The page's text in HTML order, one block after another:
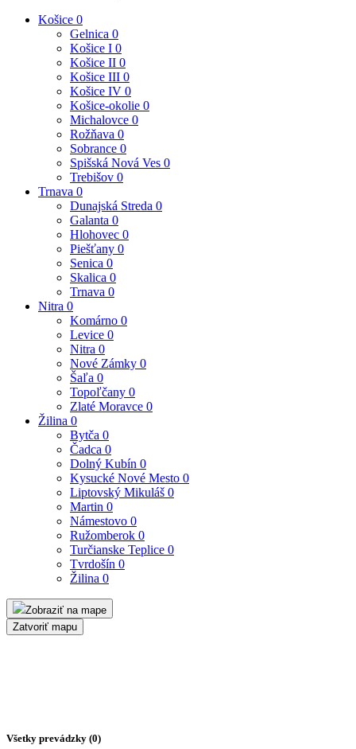
Košice 0
Gelnica 0
Košice I 0
Košice II 0
Košice III 0
Košice IV 0
Košice-okolie 0
Michalovce 0
Rožňava 0
Sobrance 0
Spišská Nová Ves 0
Trebišov 0
Trnava 0
Dunajská Streda 0
Galanta 0
Hlohovec 0
Piešťany 0
Senica 0
Skalica 0
Trnava 0
Nitra 0
Komárno 0
Levice 0
Nitra 0
Nové Zámky 0
Šaľa 0
Topoľčany 0
Zlaté Moravce 0
Žilina 0
Bytča 0
Čadca 0
Dolný Kubín 0
Kysucké Nové Mesto 0
Liptovský Mikuláš 0
Martin 0
Námestovo 0
Ružomberok 0
Turčianske Teplice 0
Tvrdošín 0
Žilina 0
Zobraziť na mape
Zatvoriť mapu
Všetky prevádzky (0)